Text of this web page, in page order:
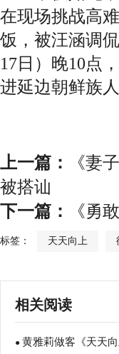
在现场挑战高
饭，被汪涵调
17日）晚10点
进延边朝鲜族
上一篇：
《妻
被搭讪
下一篇：
《勇
标签： 天天向上
相关阅读
● 黄雅莉做客《天天